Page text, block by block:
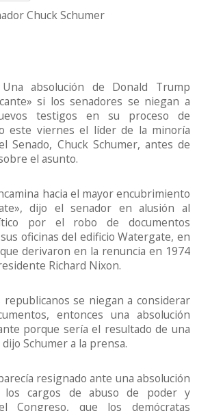
Chuck Schumer
Una absolución de Donald Trump
si los senadores se niegan a
testigos en su proceso de
este viernes el líder de la minoría
Senado, Chuck Schumer, antes de
el asunto.
hacia el mayor encubrimiento
dijo el senador en alusión al
por el robo de documentos
oficinas del edificio Watergate, en
derivaron en la renuncia en 1974
Richard Nixon.
republicanos se niegan a considerar
entonces una absolución
porque sería el resultado de una
Schumer a la prensa.
resignado ante una absolución
cargos de abuso de poder y
Congreso, que los demócratas